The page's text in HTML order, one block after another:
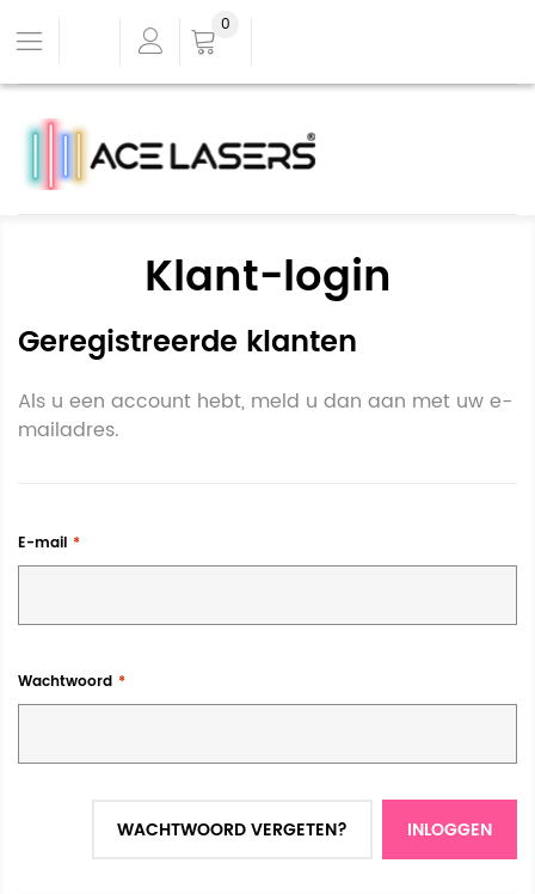
0
Klant-login
Geregistreerde klanten
Als u een account hebt, meld u dan aan met uw e-
mailadres.
E-mail
Wachtwoord
INLOGGEN
WACHTWOORD VERGETEN?